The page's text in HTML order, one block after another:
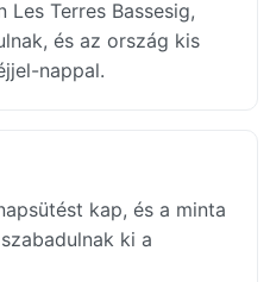
Terres Bassesig,
és az ország kis
nappal.
kap, és a minta
ki a